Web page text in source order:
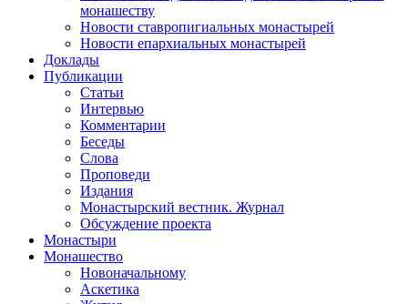
монашеству
Новости ставропигиальных монастырей
Новости епархиальных монастырей
Доклады
Публикации
Статьи
Интервью
Комментарии
Беседы
Слова
Проповеди
Издания
Монастырский вестник. Журнал
Обсуждение проекта
Монастыри
Монашество
Новоначальному
Аскетика